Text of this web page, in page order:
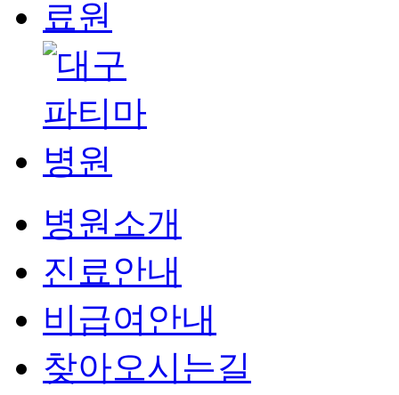
병원소개
진료안내
비급여안내
찾아오시는길